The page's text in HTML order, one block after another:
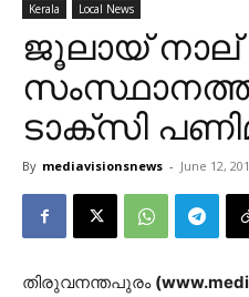
Kerala Local News
ജൂലായ്
ടാക്‌സി
By mediavisionsnews - June 12,
തിരുവനന്തപുരം